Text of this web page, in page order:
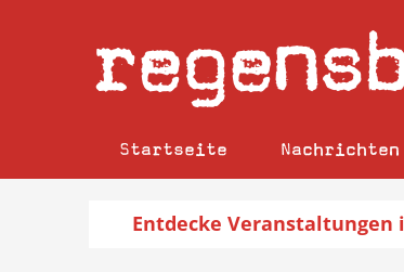
Startseite Nachrichten
Entdecke Veranstaltungen